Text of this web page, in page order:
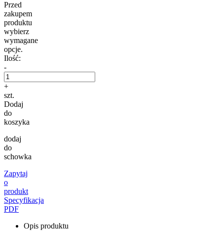
Przed
zakupem
produktu
wybierz
wymagane
opcje.
Ilość:
-
+
szt.
Dodaj
do
koszyka
dodaj
do
schowka
Zapytaj
o
produkt
Specyfikacja
PDF
Opis produktu